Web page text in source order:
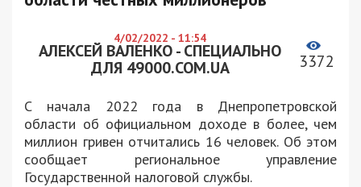
4/02/2022 - 11:54
АЛЕКСЕЙ ВАЛЕНКО - СПЕЦИАЛЬНО
ДЛЯ 49000.COM.UA
3372
С начала 2022 года в Днепропетровской
области об официальном доходе в более, чем
миллион гривен отчитались 16 человек. Об этом
сообщает региональное управление
Государственной налоговой службы.